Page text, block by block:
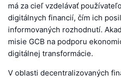
má za cieľ vzdelávať
digitálnych financií, čím ich
informovaných rozhodnutí.
misie GCB na podporu
digitálnej transformácie.
V oblasti decentralizovaných